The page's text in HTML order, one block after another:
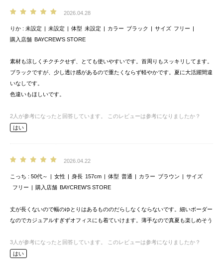
2026.04.28
りか 未設定 未設定 体型 未設定 カラー ブラック サイズ フリー
購入店舗 BAYCREW’S STORE
素材も涼しくチクチクせず、とても使いやすいです。首周りもスッキリしてます。
ブラックですが、少し透け感があるので重たくならず軽やかです。夏に大活躍間違
いなしです。
色違いもほしいです。
2 人が参考になったと回答しています。
このレビューは参考になりましたか？
はい
2026.04.22
こっち 50代～ 女性 身長 157cm 体型 普通 カラー ブラウン
サイズ
フリー
購入店舗 BAYCREW’S STORE
丈が長くないので幅のゆとりはあるもののだらしなくならないです。細いボーダー
なのでカジュアルすぎずオフィスにも着ていけます。薄手なので真夏も楽しめそう
3 人が参考になったと回答しています。
このレビューは参考になりましたか？
はい